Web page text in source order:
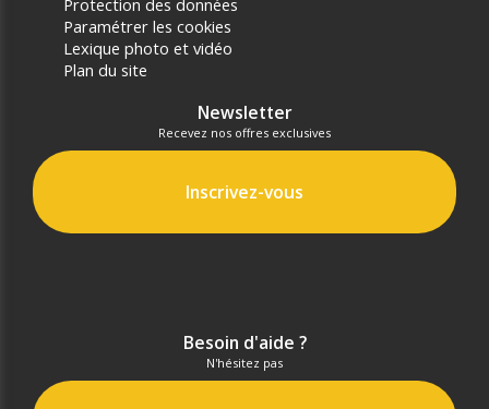
Protection des données
Paramétrer les cookies
Lexique photo et vidéo
Plan du site
Newsletter
Recevez nos offres exclusives
Inscrivez-vous
Besoin d'aide ?
N'hésitez pas